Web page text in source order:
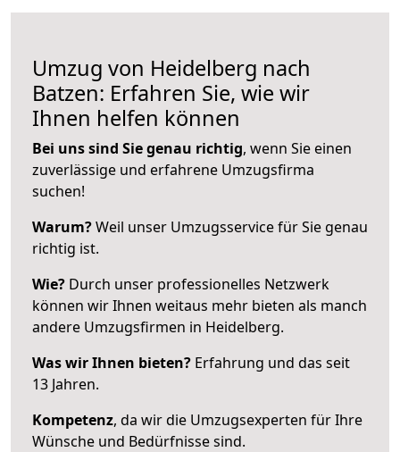
Umzug von Heidelberg nach
Batzen: Erfahren Sie, wie wir
Ihnen helfen können
Bei uns sind Sie genau richtig, wenn Sie einen
zuverlässige und erfahrene Umzugsfirma
suchen!
Warum?Weil unser Umzugsservice für Sie genau
richtig ist.
Wie? Durch unser professionelles Netzwerk
können wir Ihnen weitaus mehr bieten als manch
andere Umzugsfirmen in Heidelberg.
Was wir Ihnen bieten? Erfahrung und das seit
13 Jahren.
Kompetenz, da wir die Umzugsexperten für Ihre
Wünsche und Bedürfnisse sind.